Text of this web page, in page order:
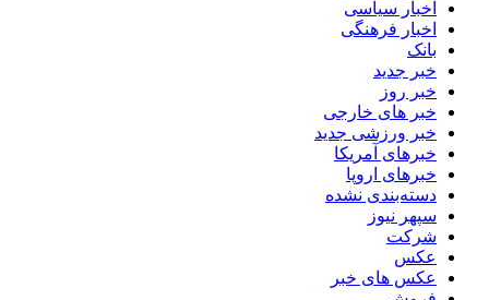
اخبار سیاسی
اخبار فرهنگی
بانک
خبر جدید
خبر روز
خبر های خارجی
خبر ورزشی جدید
خبرهای آمریکا
خبرهای اروپا
دسته‌بندی نشده
سپهر نیوز
شرکت
عکس
عکس های خبر